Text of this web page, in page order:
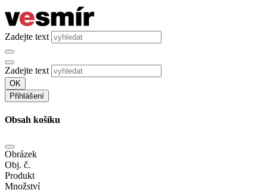
Zadejte text
Zadejte text
OK
Přihlášení
Obsah košíku
Obrázek
Obj. č.
Produkt
Množství